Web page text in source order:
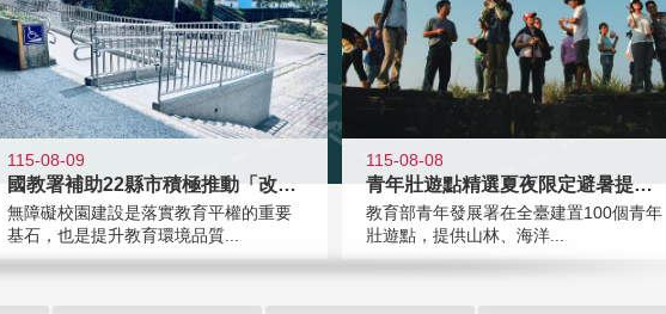
115-08-09
國教署補助22縣市積極推動「改善無
無障礙校園建設是落實教育平權的重要
基石，也是提升教育環境品質...
115-08-08
青年壯遊點精選夏夜限定避暑提案 漫
教育部青年發展署在全臺建置100個青年
壯遊點，提供山林、海洋...